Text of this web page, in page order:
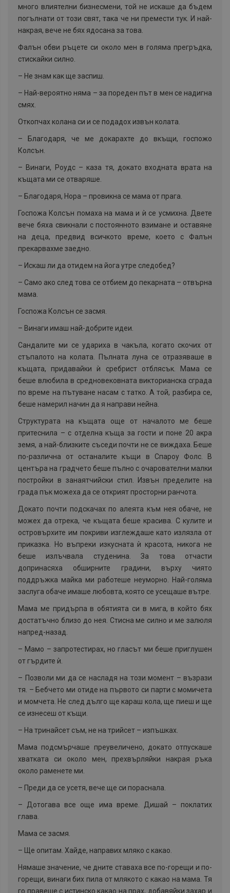
много влиятелни бизнесмени, той не искаше да бъдем
погълнати от този свят, така че ни премести тук. И най-
накрая, вече не бях ядосана за това.
Фалън обви ръцете си около мен в голяма прегръдка,
стискайки силно.
– Не знам как ще заспиш.
– Най-вероятно няма – за пореден път в мен се надигна
смях.
Откопчах колана си и се подадох извън колата.
–
Благодаря, че ме докарахте до вкъщи, госпожо
Колсън.
– Винаги, Роудс – каза тя, докато входната врата на
къщата ми се отваряше.
– Благодаря, Нора – провикна се мама от прага.
Госпожа Колсън помаха на мама и ѝ се усмихна. Двете
вече бяха свикнали с постоянното взимане и оставяне
на деца, предвид всичкото време, което с Фалън
прекарвахме заедно.
– Искаш ли да отидем на йога утре следобед?
– Само ако след това се отбием до пекарната – отвърна
мама.
Госпожа Колсън се засмя.
– Винаги имаш най-добрите идеи.
Сандалите ми се удариха в чакъла, когато скочих от
стъпалото на колата. Пълната луна се отразяваше в
къщата, придавайки ѝ сребрист отблясък. Мама се
беше влюбила в средновековната викторианска сграда
по време на пътуване насам с татко. А той, разбира се,
беше намерил начин да я направи нейна.
Структурата на къщата още от началото ме беше
притеснила – с отделна къща за гости и поне 20 акра
земя, а най-близките съседи почти не се виждаха. Беше
по-различна от останалите къщи в Спароу Фолс. В
центъра на градчето беше пълно с очарователни малки
постройки в занаятчийски стил. Извън пределите на
града пък можеха да се открият просторни ранчота.
Докато почти подскачах по алеята към нея обаче, не
можех да отрека, че къщата беше красива. С кулите и
островърхите им покриви изглеждаше като излязла от
приказка. Но въпреки изкусната ѝ красота, никога не
беше излъчвала студенина. За това отчасти
допринасяха обширните градини, върху чиято
поддръжка майка ми работеше неуморно. Най-голяма
заслуга обаче имаше любовта, която се усещаше вътре.
Мама ме придърпа в обятията си в мига, в който бях
достатъчно близо до нея. Стисна ме силно и ме залюля
напред-назад.
– Мамо – запротестирах, но гласът ми беше приглушен
от гърдите ѝ.
– Позволи ми да се насладя на този момент – възрази
тя. – Бебчето ми отиде на първото си парти с момичета
и момчета. Не след дълго ще караш кола, ще пиеш и ще
се изнесеш от къщи.
– На тринайсет съм, не на трийсет – изпъшках.
Мама подсмърчаше преувеличено, докато отпускаше
хватката си около мен, прехвърляйки накрая ръка
около раменете ми.
– Преди да се усетя, вече ще си пораснала.
– Дотогава все още има време. Дишай – поклатих
глава.
Мама се засмя.
– Ще опитам. Хайде, направих мляко с какао.
Нямаше значение, че дните ставаха все по-горещи и по-
горещи, винаги бих пила от млякото с какао на мама. Тя
го правеше с истинско какао на прах, добавяйки захар и